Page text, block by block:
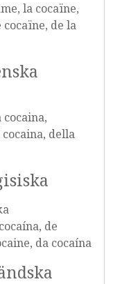
la cocaïne,
cocaïne, de la
cocaina,
cocaina, della
de
da cocaína